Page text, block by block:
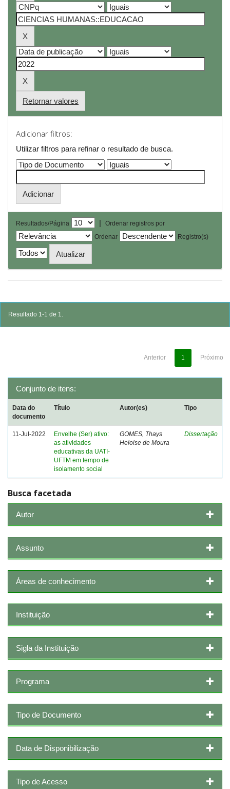
Retornar valores
Adicionar filtros:
Utilizar filtros para refinar o resultado de busca.
Resultados/Página |
Ordenar registros por
Ordenar
Registro(s)
Resultado 1-1 de 1.
Anterior 1 Próximo
Conjunto de itens:
Data do
documento
Título Autor(es) Tipo
11-Jul-2022
Envelhe (Ser) ativo:
as atividades
educativas da UATI-
UFTM em tempo de
isolamento social
GOMES, Thays
Heloise de Moura
Dissertação
Busca facetada
Autor
Assunto
Áreas de conhecimento
Instituição
Sigla da Instituição
Programa
Tipo de Documento
Data de Disponibilização
Tipo de Acesso